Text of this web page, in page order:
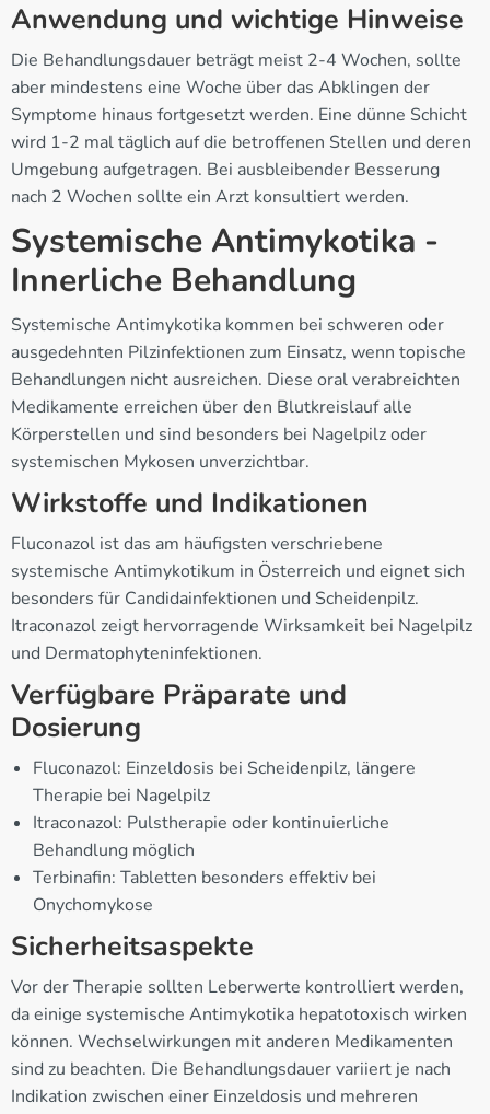
Anwendung und wichtige Hinweise
Die Behandlungsdauer beträgt meist 2-4 Wochen, sollte
aber mindestens eine Woche über das Abklingen der
Symptome hinaus fortgesetzt werden. Eine dünne Schicht
wird 1-2 mal täglich auf die betroffenen Stellen und deren
Umgebung aufgetragen. Bei ausbleibender Besserung
nach 2 Wochen sollte ein Arzt konsultiert werden.
Systemische Antimykotika -
Innerliche Behandlung
Systemische Antimykotika kommen bei schweren oder
ausgedehnten Pilzinfektionen zum Einsatz, wenn topische
Behandlungen nicht ausreichen. Diese oral verabreichten
Medikamente erreichen über den Blutkreislauf alle
Körperstellen und sind besonders bei Nagelpilz oder
systemischen Mykosen unverzichtbar.
Wirkstoffe und Indikationen
Fluconazol ist das am häufigsten verschriebene
systemische Antimykotikum in Österreich und eignet sich
besonders für Candidainfektionen und Scheidenpilz.
Itraconazol zeigt hervorragende Wirksamkeit bei Nagelpilz
und Dermatophyteninfektionen.
Verfügbare Präparate und
Dosierung
Fluconazol: Einzeldosis bei Scheidenpilz, längere
Therapie bei Nagelpilz
Itraconazol: Pulstherapie oder kontinuierliche
Behandlung möglich
Terbinafin: Tabletten besonders effektiv bei
Onychomykose
Sicherheitsaspekte
Vor der Therapie sollten Leberwerte kontrolliert werden,
da einige systemische Antimykotika hepatotoxisch wirken
können. Wechselwirkungen mit anderen Medikamenten
sind zu beachten. Die Behandlungsdauer variiert je nach
Indikation zwischen einer Einzeldosis und mehreren